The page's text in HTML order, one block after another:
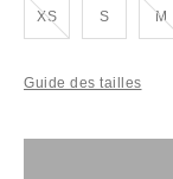
XS
En rupture de stock ! S M
En rupture de stock !
Guide des tailles